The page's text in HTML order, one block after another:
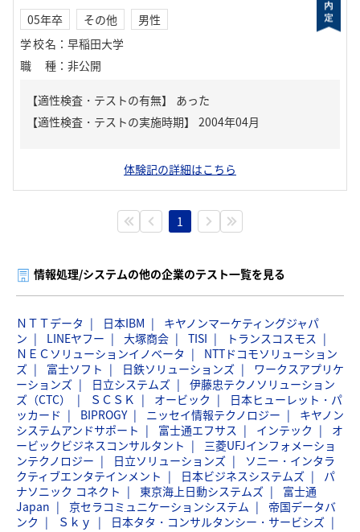
05年卒 その他
男性
学校名 ： 早稲田大学
職種 ： 非公開
【適性検査・テストの有無】 あった
体験記の詳細はこちら
1
情報処理/システムの他の企業のテスト一覧を見る
ＮＴＴデータ 日本IBM
キヤノンマーケティングジャパ
ン
LINEヤフー 大塚商会 TISI
トランスコスモス
ＮＥＣソリューションイノベータ
NTTドコモソリューション
ズ
富士ソフト 日鉄ソリューションズ
ワークスアプリケ
ーションズ
日立システムズ
伊藤忠テクノソリューション
ズ（CTC）
ＳＣＳＫ オービック
日本ヒューレット・パ
ッカード
BIPROGY ニッセイ情報テクノロジー
キヤノン
システムアンドサポート
富士通エフサス インテック
オ
ービックビジネスコンサルタント
三菱UFJインフォメーショ
ンテクノロジー
日立ソリューションズ
ソニー・インタラ
クティブエンタテインメント
日本ビジネスシステムズ
パ
ナソニック コネクト
東京海上日動システムズ
富士通
Japan
京セラコミュニケーションシステム
帝国データバ
ンク
Ｓｋｙ
日本タタ・コンサルタンシー・サービシズ